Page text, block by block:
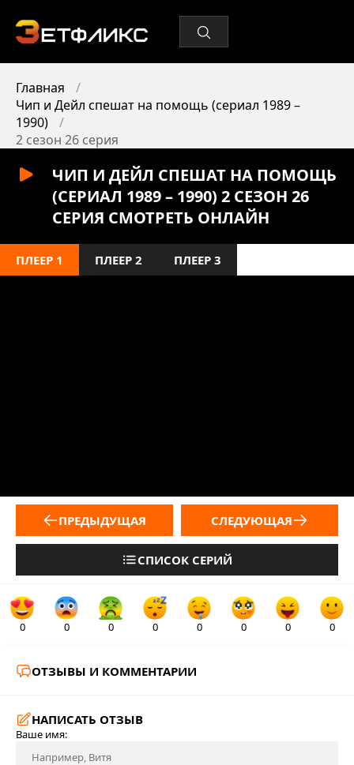
Главная
Чип и Дейл спешат на помощь (сериал 1989 –
1990)
2 сезон 26 серия
ЧИП И ДЕЙЛ СПЕШАТ НА ПОМОЩЬ
(СЕРИАЛ 1989 – 1990) 2 СЕЗОН 26
СЕРИЯ СМОТРЕТЬ ОНЛАЙН
ПЛЕЕР 1 ПЛЕЕР 2 ПЛЕЕР 3
ПРЕДЫДУЩАЯ
СПИСОК СЕРИЙ
СЛЕДУЮЩАЯ
0 0 0 0 0 0 0 0
ОТЗЫВЫ И КОММЕНТАРИИ
НАПИСАТЬ ОТЗЫВ
Ваше имя: